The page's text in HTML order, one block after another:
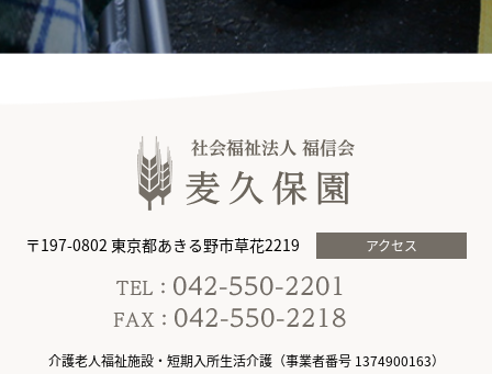
〒197-0802 東京都あきる野市草花2219 アクセス
介護老人福祉施設・短期入所生活介護（事業者番号 1374900163）